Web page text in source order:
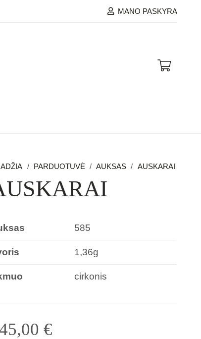
MANO PASKYRA
/ PARDUOTUVĖ / AUKSAS / AUSKARAI
585
1,36g
cirkonis
€